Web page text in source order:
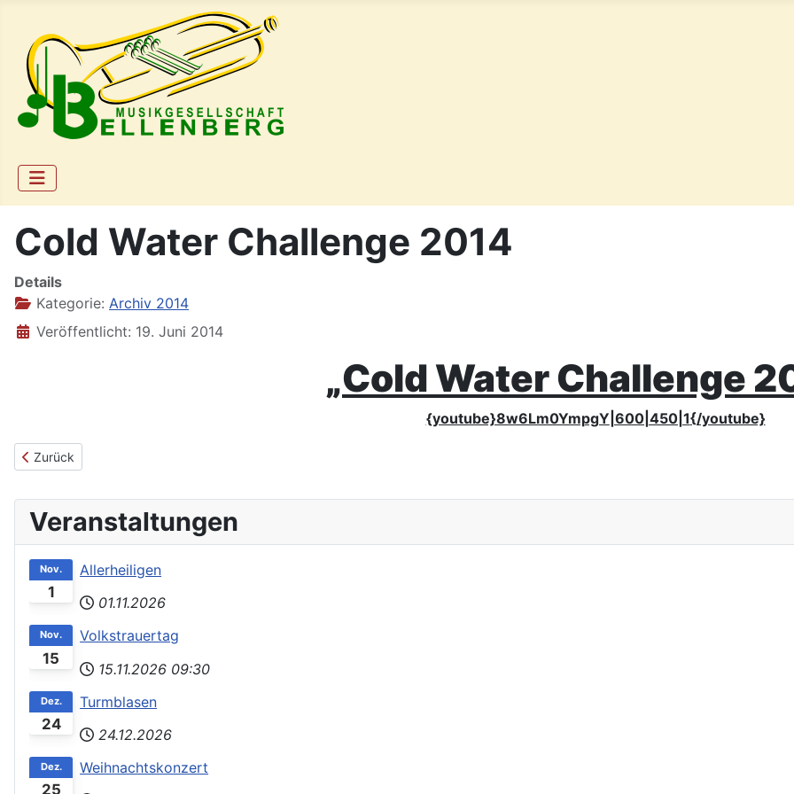
Cold Water Challenge 2014
Details
Kategorie: Archiv 2014
Veröffentlicht: 19. Juni 2014
„Cold Water Challenge
{youtube}8w6Lm0YmpgY |600|450|1{/youtube}
Vorheriger Beitrag: Waldfest Werbung 2014
Zurück
Veranstaltungen
1
Nov.
Allerheiligen
01.11.2026
15
Nov.
Volkstrauertag
15.11.2026 09:30
24
Dez.
Turmblasen
24.12.2026
25
Dez.
Weihnachtskonzert